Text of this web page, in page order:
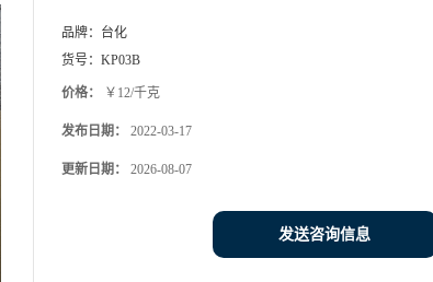
品牌： 台化
货号： KP03B
价格： ￥12/千克
发布日期： 2022-03-17
更新日期： 2026-08-07
发送咨询信息